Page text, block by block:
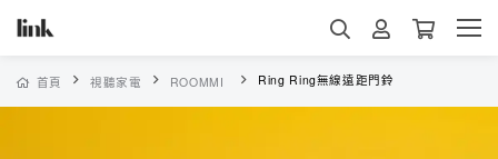
首頁 視聽家電 ROOMMI Ring Ring無線遠距門鈴